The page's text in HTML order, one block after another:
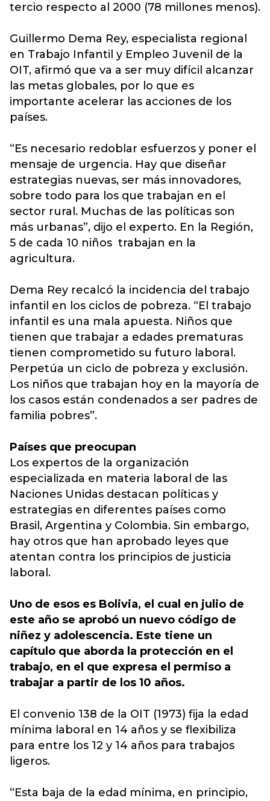
tercio respecto al 2000 (78 millones menos).
Guillermo Dema Rey, especialista regional
en Trabajo Infantil y Empleo Juvenil de la
OIT, afirmó que va a ser muy difícil alcanzar
las metas globales, por lo que es
importante acelerar las acciones de los
países.
“Es necesario redoblar esfuerzos y poner el
mensaje de urgencia. Hay que diseñar
estrategias nuevas, ser más innovadores,
sobre todo para los que trabajan en el
sector rural. Muchas de las políticas son
más urbanas”, dijo el experto. En la Región,
5 de cada 10 niños trabajan en la
agricultura.
Dema Rey recalcó la incidencia del trabajo
infantil en los ciclos de pobreza. “El trabajo
infantil es una mala apuesta. Niños que
tienen que trabajar a edades prematuras
tienen comprometido su futuro laboral.
Perpetúa un ciclo de pobreza y exclusión.
Los niños que trabajan hoy en la mayoría de
los casos están condenados a ser padres de
familia pobres”.
Países que preocupan
Los expertos de la organización
especializada en materia laboral de las
Naciones Unidas destacan políticas y
estrategias en diferentes países como
Brasil, Argentina y Colombia. Sin embargo,
hay otros que han aprobado leyes que
atentan contra los principios de justicia
laboral.
Uno de esos es Bolivia, el cual en julio de
este año se aprobó un nuevo código de
niñez y adolescencia. Este tiene un
capítulo que aborda la protección en el
trabajo, en el que expresa el permiso a
trabajar a partir de los 10 años.
El convenio 138 de la OIT (1973) fija la edad
mínima laboral en 14 años y se flexibiliza
para entre los 12 y 14 años para trabajos
ligeros.
“Esta baja de la edad mínima, en principio,